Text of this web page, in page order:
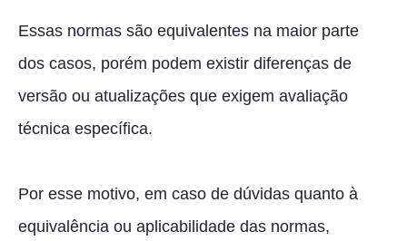
Essas normas são equivalentes na maior parte
dos casos, porém podem existir diferenças de
versão ou atualizações que exigem avaliação
técnica específica.
Por esse motivo, em caso de dúvidas quanto à
equivalência ou aplicabilidade das normas,